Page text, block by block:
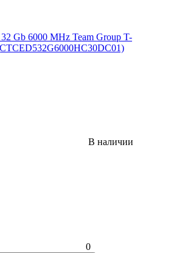
В наличии
0